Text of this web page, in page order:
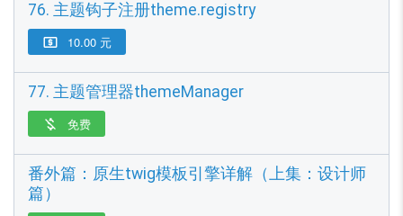
76. 主题钩子注册theme.registry
 10.00 元
77. 主题管理器themeManager
 免费
番外篇：原生twig模板引擎详解（上集：设计师
篇）